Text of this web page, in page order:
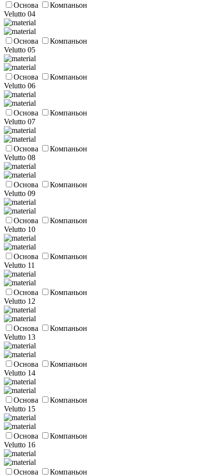
Основа
Компаньон
Velutto 04
Основа
Компаньон
Velutto 05
Основа
Компаньон
Velutto 06
Основа
Компаньон
Velutto 07
Основа
Компаньон
Velutto 08
Основа
Компаньон
Velutto 09
Основа
Компаньон
Velutto 10
Основа
Компаньон
Velutto 11
Основа
Компаньон
Velutto 12
Основа
Компаньон
Velutto 13
Основа
Компаньон
Velutto 14
Основа
Компаньон
Velutto 15
Основа
Компаньон
Velutto 16
Основа Компаньон